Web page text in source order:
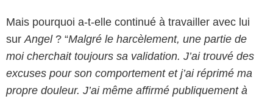
Mais pourquoi a-t-elle continué à travailler avec lui
sur Angel? “Malgré le harcèlement, une partie de
moi cherchait toujours sa validation. J’ai trouvé des
excuses pour son comportement et j’ai réprimé ma
propre douleur. J’ai même affirmé publiquement à